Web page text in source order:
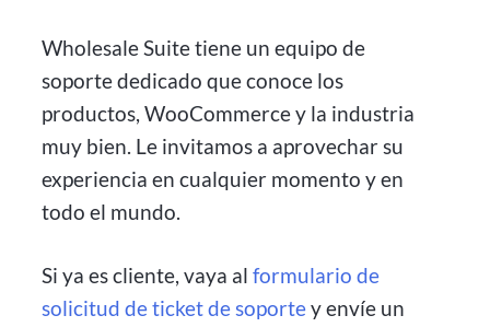
Wholesale Suite tiene un equipo de
soporte dedicado que conoce los
productos, WooCommerce y la industria
muy bien. Le invitamos a aprovechar su
experiencia en cualquier momento y en
todo el mundo.
Si ya es cliente, vaya alformulario de
solicitud de ticket de soportey envíe un